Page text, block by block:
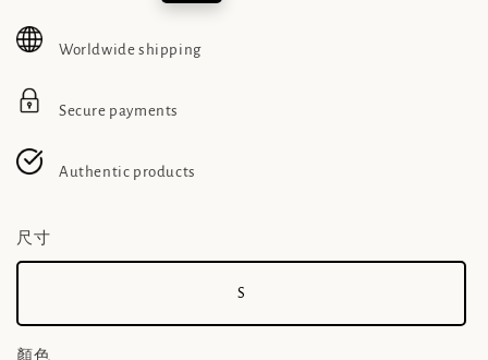
Worldwide shipping
Secure payments
Authentic products
尺寸
S
顏色